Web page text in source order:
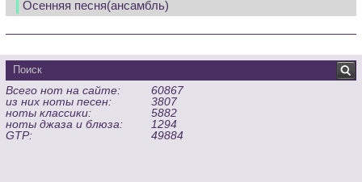
Осенняя песня(ансамбль)
Всего нот на сайте:
60867
из них ноты песен:
3807
ноты классики:
5882
ноты джаза и блюза:
1294
GTP:
49884